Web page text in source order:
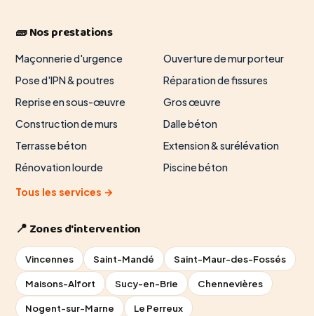
🧱 Nos prestations
Maçonnerie d'urgence
Ouverture de mur porteur
Pose d'IPN & poutres
Réparation de fissures
Reprise en sous-œuvre
Gros œuvre
Construction de murs
Dalle béton
Terrasse béton
Extension & surélévation
Rénovation lourde
Piscine béton
Tous les services →
📍 Zones d'intervention
Vincennes Saint-Mandé Saint-Maur-des-Fossés
Maisons-Alfort Sucy-en-Brie Chennevières
Nogent-sur-Marne Le Perreux